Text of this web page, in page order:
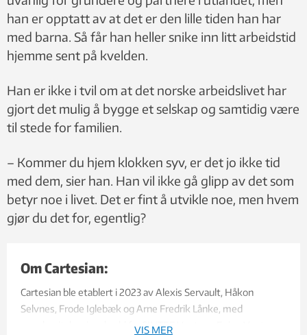
han er opptatt av at det er den lille tiden han har
med barna. Så får han heller snike inn litt arbeidstid
hjemme sent på kvelden.
Han er ikke i tvil om at det norske arbeidslivet har
gjort det mulig å bygge et selskap og samtidig være
til stede for familien.
– Kommer du hjem klokken syv, er det jo ikke tid
med dem, sier han. Han vil ikke gå glipp av det som
betyr noe i livet. Det er fint å utvikle noe, men hvem
gjør du det for, egentlig?
Om Cartesian:
Cartesian ble etablert i 2023 av Alexis Servault, Håkon
Selvnes, Frode Iglebæk og Arne Fredrik Lånke, med
egenkapital og innskudd fra SINTEF Venture, Eviny Venture
VIS MER